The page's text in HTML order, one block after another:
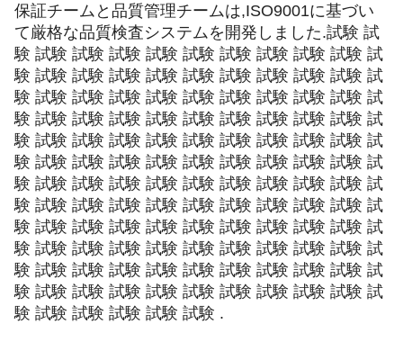
保証チームと品質管理チームは,ISO9001に基づい
て厳格な品質検査システムを開発しました.試験 試
験 試験 試験 試験 試験 試験 試験 試験 試験 試験 試
験 試験 試験 試験 試験 試験 試験 試験 試験 試験 試
験 試験 試験 試験 試験 試験 試験 試験 試験 試験 試
験 試験 試験 試験 試験 試験 試験 試験 試験 試験 試
験 試験 試験 試験 試験 試験 試験 試験 試験 試験 試
験 試験 試験 試験 試験 試験 試験 試験 試験 試験 試
験 試験 試験 試験 試験 試験 試験 試験 試験 試験 試
験 試験 試験 試験 試験 試験 試験 試験 試験 試験 試
験 試験 試験 試験 試験 試験 試験 試験 試験 試験 試
験 試験 試験 試験 試験 試験 試験 試験 試験 試験 試
験 試験 試験 試験 試験 試験 試験 試験 試験 試験 試
験 試験 試験 試験 試験 試験 試験 試験 試験 試験 試
験 試験 試験 試験 試験 試験 .